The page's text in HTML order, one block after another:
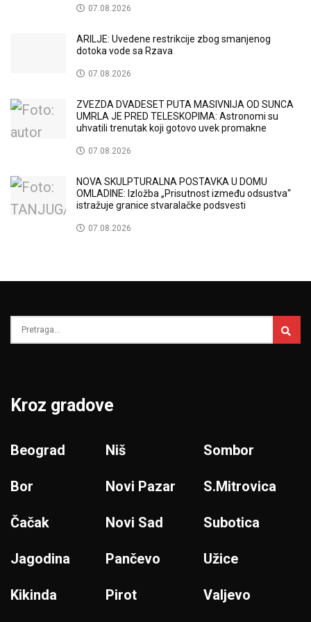
07.08.2026
ARILJE: Uvedene restrikcije zbog smanjenog
dotoka vode sa Rzava
07.08.2026
ZVEZDA DVADESET PUTA MASIVNIJA OD SUNCA
UMRLA JE PRED TELESKOPIMA: Astronomi su
uhvatili trenutak koji gotovo uvek promakne
07.08.2026
NOVA SKULPTURALNA POSTAVKA U DOMU
OMLADINE: Izložba „Prisutnost između odsustva“
istražuje granice stvaralačke podsvesti
07.08.2026
Kroz gradove
Beograd
Bor
Čačak
Jagodina
Kikinda
Niš
Novi Pazar
Novi Sad
Pančevo
Pirot
Sombor
S.Mitrovica
Subotica
Užice
Valjevo